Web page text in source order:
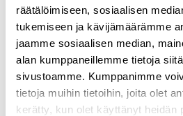
räätälöimiseen, sosiaalisen
tukemiseen ja kävijämäärämme
jaamme sosiaalisen median,
alan kumppaneillemme tietoja
sivustoamme. Kumppanimme
tietoja muihin tietoihin, joita olet
kerätty, kun olet käyttänyt heidän
Osastot: Muut ,Uudet tuotteet
TUTUSTU MYÖS